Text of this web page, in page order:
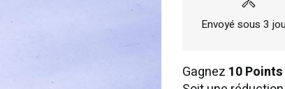
Envoyé sous 3
Gagnez 10